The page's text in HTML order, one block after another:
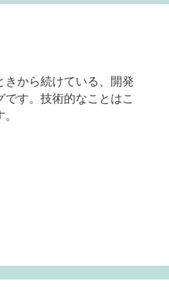
きから続けている、開発
す。技術的なことはこ